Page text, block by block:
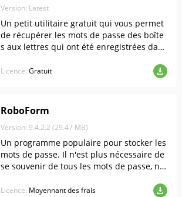
Version: Latest
Un petit utilitaire gratuit qui vous permet
de récupérer les mots de passe des boîte
s aux lettres qui ont été enregistrées dans
Licence: Gratuit
RoboForm
Version: 9.4.2.2 (29.47 MB)
Un programme populaire pour stocker les
mots de passe. Il n'est plus nécessaire de
se souvenir de tous les mots de passe, ni
Licence: Moyennant des frais